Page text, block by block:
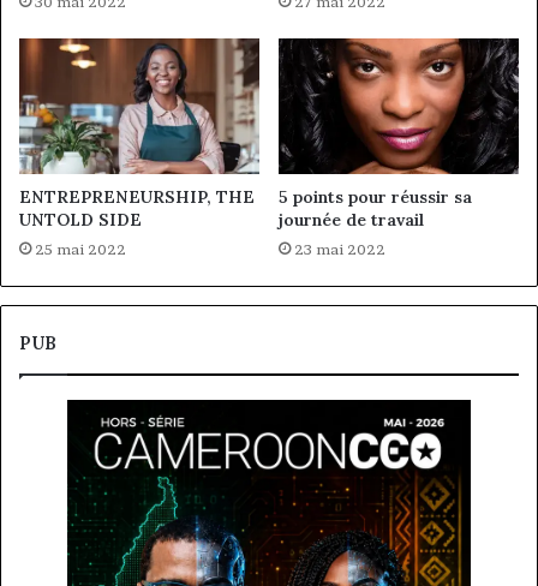
ENTREPRENEURSHIP, THE
UNTOLD SIDE
25 mai 2022
5 points pour réussir sa
journée de travail
23 mai 2022
PUB